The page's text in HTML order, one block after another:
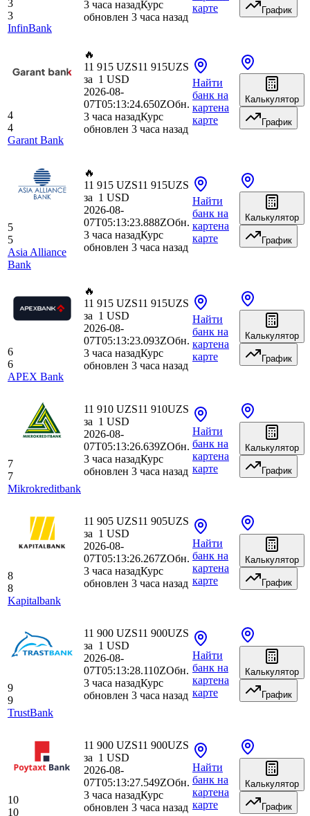
3
3
InfinBank
3 часа назадКурс
обновлен 3 часа назад
карте
График
4
4
Garant Bank
🔥
11 915 UZS11 915UZS
за 1 USD
2026-08-
07T05:13:24.650ZОбн.
3 часа назадКурс
обновлен 3 часа назад
Найти
банк на
картена
карте
Калькулятор
График
5
5
Asia Alliance
Bank
🔥
11 915 UZS11 915UZS
за 1 USD
2026-08-
07T05:13:23.888ZОбн.
3 часа назадКурс
обновлен 3 часа назад
Найти
банк на
картена
карте
Калькулятор
График
6
6
APEX Bank
🔥
11 915 UZS11 915UZS
за 1 USD
2026-08-
07T05:13:23.093ZОбн.
3 часа назадКурс
обновлен 3 часа назад
Найти
банк на
картена
карте
Калькулятор
График
7
7
Mikrokreditbank
11 910 UZS11 910UZS
за 1 USD
2026-08-
07T05:13:26.639ZОбн.
3 часа назадКурс
обновлен 3 часа назад
Найти
банк на
картена
карте
Калькулятор
График
8
8
Kapitalbank
11 905 UZS11 905UZS
за 1 USD
2026-08-
07T05:13:26.267ZОбн.
3 часа назадКурс
обновлен 3 часа назад
Найти
банк на
картена
карте
Калькулятор
График
9
9
TrustBank
11 900 UZS11 900UZS
за 1 USD
2026-08-
07T05:13:28.110ZОбн.
3 часа назадКурс
обновлен 3 часа назад
Найти
банк на
картена
карте
Калькулятор
График
10
10
11 900 UZS11 900UZS
за 1 USD
2026-08-
07T05:13:27.549ZОбн.
3 часа назадКурс
обновлен 3 часа назад
Найти
банк на
картена
карте
Калькулятор
График